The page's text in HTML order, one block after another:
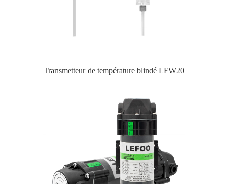
Transmetteur de température blindé LFW20